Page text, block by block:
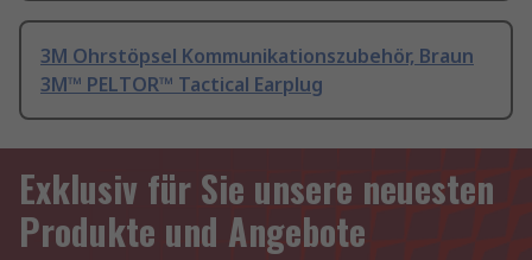
3M Ohrstöpsel Kommunikationszubehör, Braun
3M™ PELTOR™ Tactical Earplug
Exklusiv für Sie unsere neuesten
Produkte und Angebote